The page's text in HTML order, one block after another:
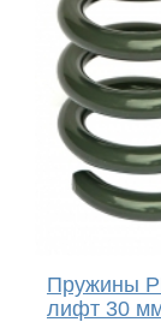
Пружины
лифт 30